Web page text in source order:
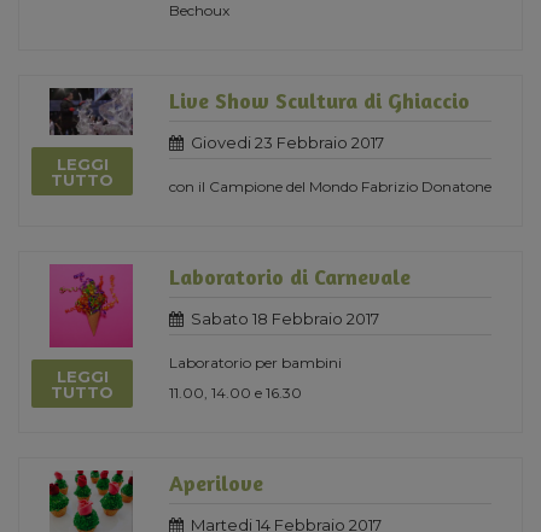
Bechoux
LEGGI
TUTTO
Live Show Scultura di Ghiaccio
Giovedi 23 Febbraio 2017
con il Campione del Mondo Fabrizio Donatone
LEGGI
TUTTO
Laboratorio di Carnevale
Sabato 18 Febbraio 2017
Laboratorio per bambini
11.00, 14.00 e 16.30
Aperilove
Martedi 14 Febbraio 2017